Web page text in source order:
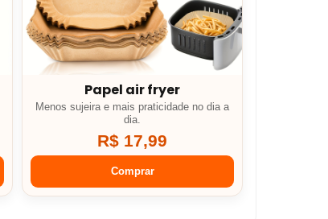
Papel air fryer
Menos sujeira e mais praticidade no dia a
dia.
R$ 17,99
Comprar